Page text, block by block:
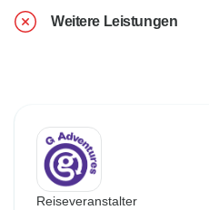
Weitere Leistungen
Reiseveranstalter